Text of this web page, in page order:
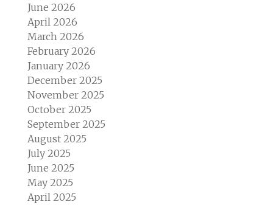
June 2026
April 2026
March 2026
February 2026
January 2026
December 2025
November 2025
October 2025
September 2025
August 2025
July 2025
June 2025
May 2025
April 2025